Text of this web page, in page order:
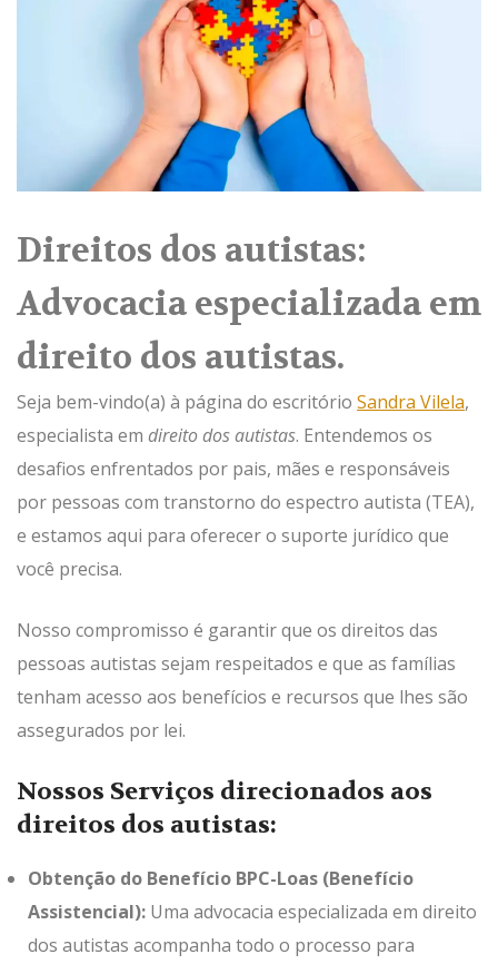
Direitos dos autistas:
Advocacia especializada em
direito dos autistas.
Seja bem-vindo(a) à página do escritório Sandra Vilela,
especialista em direito dos autistas. Entendemos os
desafios enfrentados por pais, mães e responsáveis
por pessoas com transtorno do espectro autista (TEA),
e estamos aqui para oferecer o suporte jurídico que
você precisa.
Nosso compromisso é garantir que os direitos das
pessoas autistas sejam respeitados e que as famílias
tenham acesso aos benefícios e recursos que lhes são
assegurados por lei.
Nossos Serviços direcionados aos
direitos dos autistas:
Obtenção do Benefício BPC-Loas (Benefício
Assistencial): Uma advocacia especializada em direito
dos autistas acompanha todo o processo para